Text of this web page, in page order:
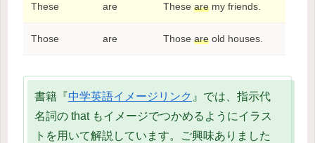
These are These are my friends.
Those are Those are old houses.
書籍『中学英語イメージリンク 』では、指示代
名詞の that もイメージでつかめるようにイラス
トを用いて解説しています。ご興味ありました